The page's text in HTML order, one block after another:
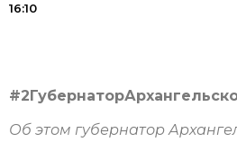
16:10
Об этом губернатор